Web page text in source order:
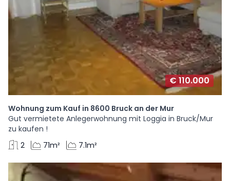
€ 110.000
Wohnung zum Kauf in 8600 Bruck an der Mur
Gut vermietete Anlegerwohnung mit Loggia in Bruck/Mur
zu kaufen !
2
71m² 7.1m²